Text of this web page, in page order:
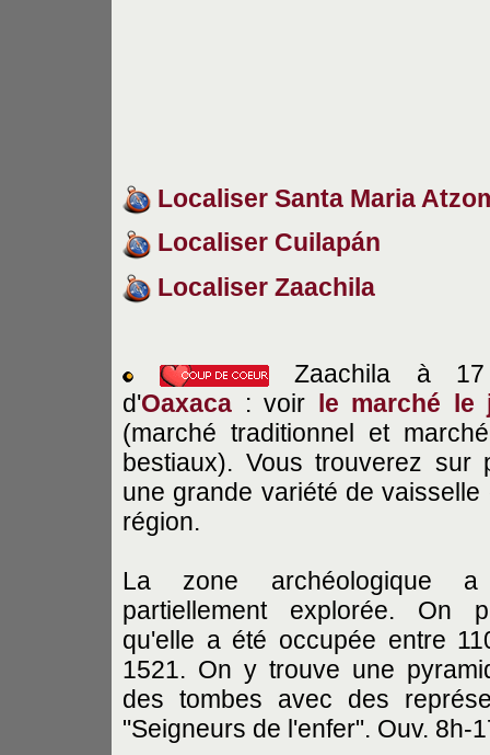
Localiser Santa Maria
Localiser Cuilapán
Localiser Zaachila
Zaachila à
d'Oaxaca : voir le marché le
(marché traditionnel et
bestiaux). Vous trouverez sur
une grande variété de vaisselle
région.
La zone archéologique
partiellement explorée. On
qu'elle a été occupée entre
1521. On y trouve une
des tombes avec des
"Seigneurs de l'enfer". Ouv. 8h-